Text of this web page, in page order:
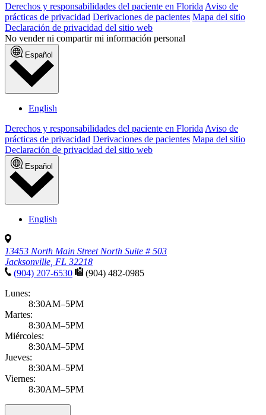
Derechos y responsabilidades del paciente en Florida Aviso de
prácticas de privacidad Derivaciones de pacientes Mapa del sitio
Declaración de privacidad del sitio web
No vender ni compartir mi información personal
Español
English
Derechos y responsabilidades del paciente en Florida Aviso de
prácticas de privacidad Derivaciones de pacientes Mapa del sitio
Declaración de privacidad del sitio web
Español
English
13453 North Main Street North Suite # 503
Jacksonville, FL 32218
(904) 207-6530
(904) 482-0985
Lunes:
8:30AM–5PM
Martes:
8:30AM–5PM
Miércoles:
8:30AM–5PM
Jueves:
8:30AM–5PM
Viernes:
8:30AM–5PM